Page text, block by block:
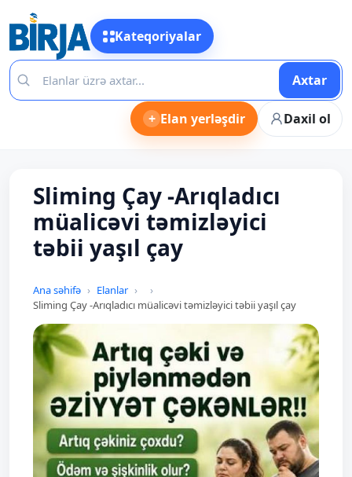
Kateqoriyalar
Axtar
+ Elan yerləşdir Daxil ol
Sliming Çay -Arıqladıcı
müalicəvi təmizləyici
təbii yaşıl çay
Ana səhifə
Elanlar
Sliming Çay -Arıqladıcı müalicəvi təmizləyici təbii yaşıl çay